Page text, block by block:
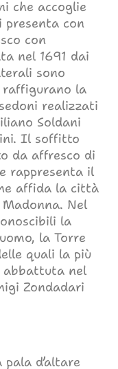
che accoglie
presenta con
con
nel 1691 dai
sono
raffigurano la
realizzati
Soldani
Il soffitto
da affresco di
rappresenta il
affida la città
Nel
la
la Torre
quali la più
abbattuta nel
Zondadari
d’altare